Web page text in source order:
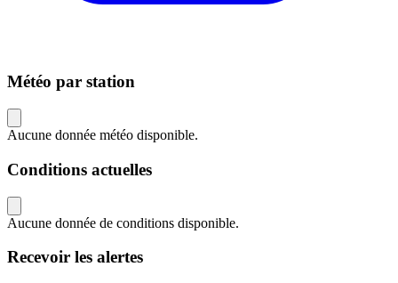
Météo par station
Aucune donnée météo disponible.
Conditions actuelles
Aucune donnée de conditions disponible.
Recevoir les alertes